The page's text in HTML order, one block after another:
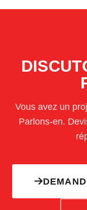
Vous avez un
Parlons-en.